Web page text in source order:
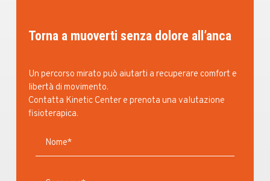
Torna a muoverti senza dolore all’anca
Un percorso mirato può aiutarti a recuperare comfort e
libertà di movimento.
Contatta Kinetic Center e prenota una valutazione
fisioterapica.